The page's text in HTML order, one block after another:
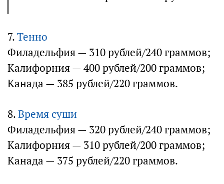
7.Тенно
Филадельфия — 310 рублей/240 граммов;
Калифорния — 400 рублей/200 граммов;
Канада — 385 рублей/220 граммов.
8.Время суши
Филадельфия — 320 рублей/240 граммов;
Калифорния — 310 рублей/200 граммов;
Канада — 375 рублей/220 граммов.